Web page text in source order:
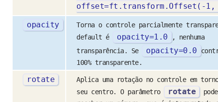
offset=ft . transform . Offset (- 1 ,
opacity
Torna o controle parcialmente
default é
opacity=1.0
, nenhuma
transparência. Se
opacity=0.0
100% transparente.
rotate
Aplica uma rotação no controle em
seu centro. O parâmetro
rotate
pode